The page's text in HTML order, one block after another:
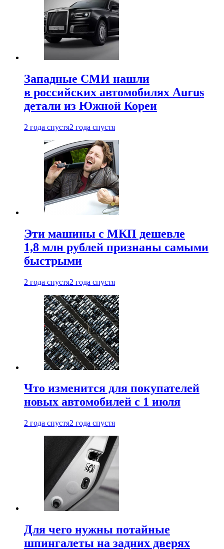
Западные СМИ нашли
в российских автомобилях Aurus
детали из Южной Кореи
2 года спустя2 года спустя
Эти машины с МКП дешевле
1,8 млн рублей признаны самыми
быстрыми
2 года спустя2 года спустя
Что изменится для покупателей
новых автомобилей с 1 июля
2 года спустя2 года спустя
Для чего нужны потайные
шпингалеты на задних дверях